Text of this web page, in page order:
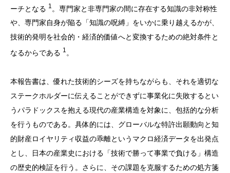
ーチとなる 1 。専門家と非専門家の間に存在する知識の非対称性
や、専門家自身が陥る「知識の呪縛」をいかに乗り越えるかが、
技術的発明を社会的・経済的価値へと変換するための絶対条件と
なるからである 1 。
本報告書は、優れた技術的シーズを持ちながらも、それを適切な
ステークホルダーに伝えることができずに事業化に失敗するとい
うパラドックスを抱える現代の産業構造を対象に、包括的な分析
を行うものである。具体的には、グローバルな特許出願動向と知
的財産ロイヤリティ収益の乖離というマクロ経済データを出発点
とし、日本の産業史における「技術で勝って事業で負ける」構造
の歴史的検証を行う。さらに、その課題を克服するための処方箋